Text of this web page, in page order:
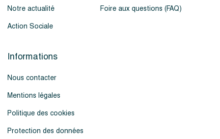
Notre actualité
Action Sociale
Foire aux questions (FAQ)
Informations
Nous contacter
Mentions légales
Politique des cookies
Protection des données